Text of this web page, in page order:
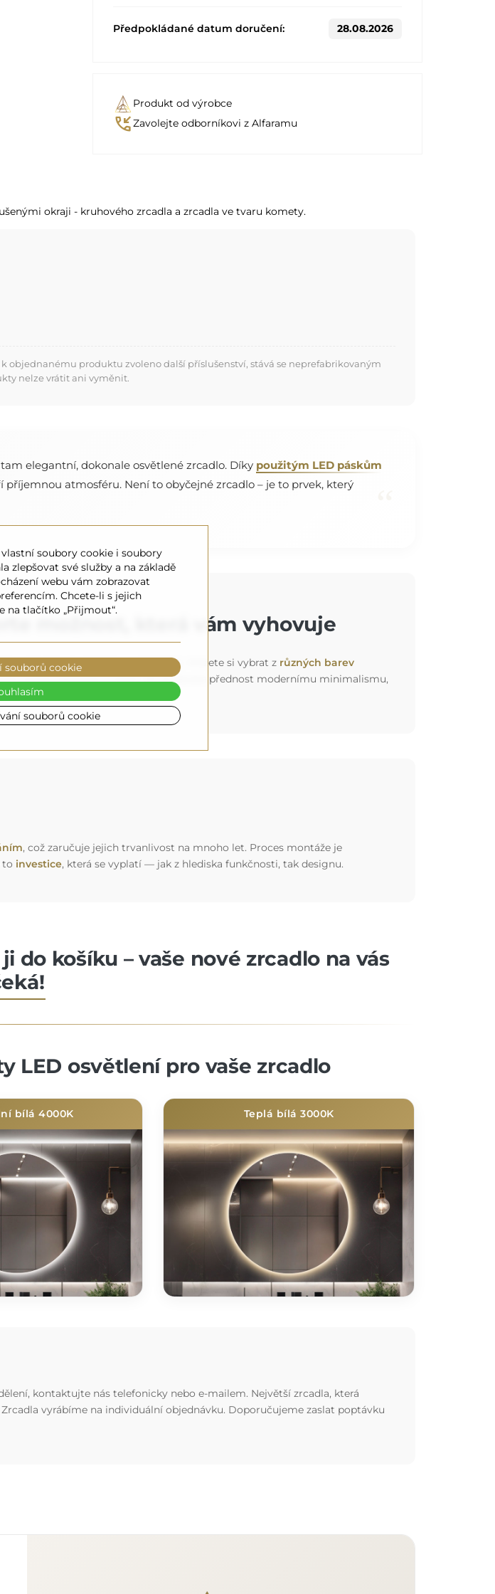
Předpokládané datum doručení: 28.08.2026
Produkt od výrobce
phone_callbackZavolejte odborníkovi z Alfaramu
okraji - kruhového zrcadla a zrcadla ve tvaru komety.
produktu zvoleno další příslušenství, stává se neprefabrikovaným
nelze vrátit ani vyměnit.
elegantní, dokonale osvětlené zrcadlo. Díky použitým LED páskům
atmosféru. Není to obyčejné zrcadlo – je to prvek, který
možnost, která vám vyhovuje
interiéru (volitelně, za příplatek). Můžete si vybrat z různých barev
světla, ideálního k líčení. Ať už dáváte přednost modernímu minimalismu,
, což zaručuje jejich trvanlivost na mnoho let. Proces montáže je
to investice, která se vyplatí — jak z hlediska funkčnosti, tak designu.
košíku – vaše nové zrcadlo na vás
LED osvětlení pro vaše zrcadlo
bílá 4000K Teplá bílá 3000K
kontaktujte nás telefonicky nebo e-mailem. Největší zrcadla, která
Zrcadla vyrábíme na individuální objednávku. Doporučujeme zaslat poptávku
soubory cookie i soubory
zlepšovat své služby a na základě
webu vám zobrazovat
Chcete-li s jejich
na tlačítko „Přijmout“.
souborů cookie
souborů cookie